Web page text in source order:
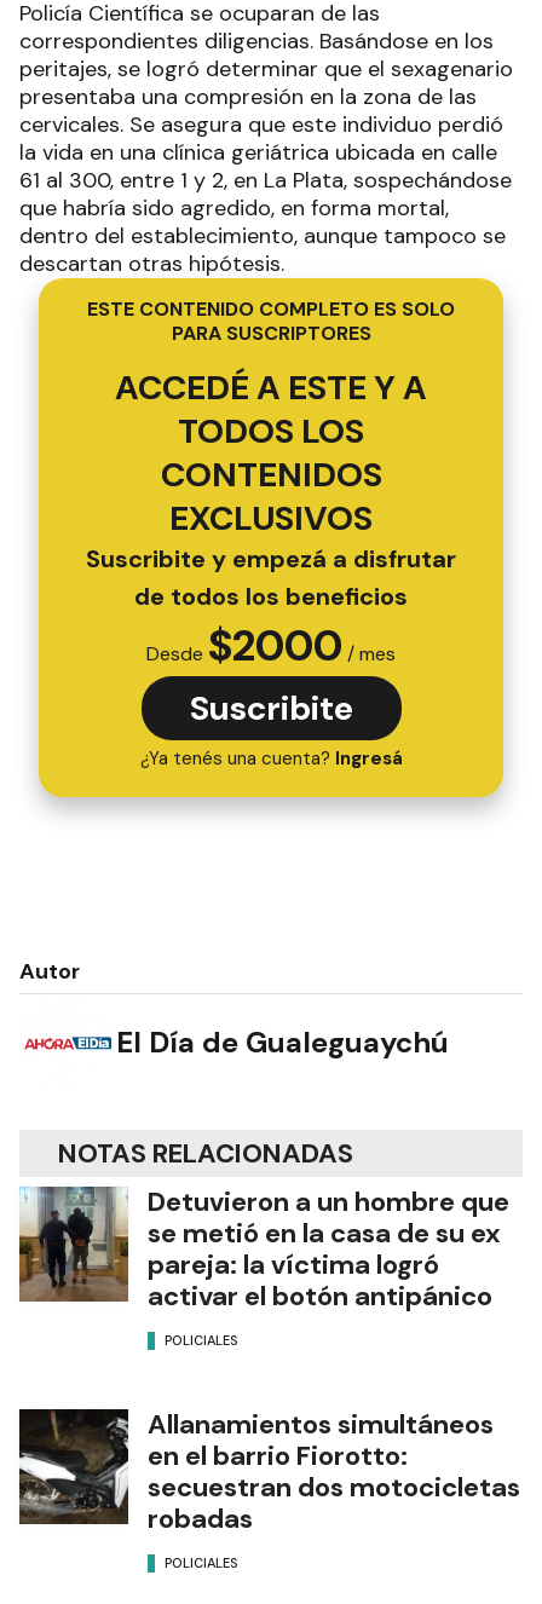
Policía Científica se ocuparan de las
correspondientes diligencias. Basándose en los
peritajes, se logró determinar que el sexagenario
presentaba una compresión en la zona de las
cervicales. Se asegura que este individuo perdió
la vida en una clínica geriátrica ubicada en calle
61 al 300, entre 1 y 2, en La Plata, sospechándose
que habría sido agredido, en forma mortal,
dentro del establecimiento, aunque tampoco se
descartan otras hipótesis.
ESTE CONTENIDO COMPLETO ES SOLO
PARA SUSCRIPTORES
ACCEDÉ A ESTE Y A
TODOS LOS
CONTENIDOS
EXCLUSIVOS
Suscribite y empezá a disfrutar
de todos los beneficios
Desde $2000 / mes
Suscribite
¿Ya tenés una cuenta? Ingresá
Autor
El Día de Gualeguaychú
NOTAS RELACIONADAS
Detuvieron a un hombre que
se metió en la casa de su ex
pareja: la víctima logró
activar el botón antipánico
POLICIALES
Allanamientos simultáneos
en el barrio Fiorotto:
secuestran dos motocicletas
robadas
POLICIALES